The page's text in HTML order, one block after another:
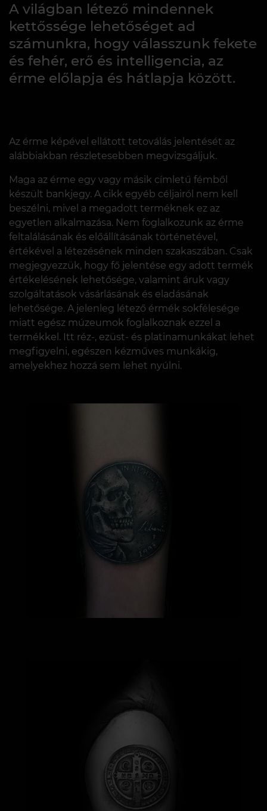
A világban létező mindennek
kettőssége lehetőséget ad
számunkra, hogy válasszunk fekete
és fehér, erő és intelligencia, az
érme előlapja és hátlapja között.
Az érme képével ellátott tetoválás jelentését az
alábbiakban részletesebben megvizsgáljuk.
Maga az érme egy vagy másik címletű fémből
készült bankjegy. A cikk egyéb céljairól nem kell
beszélni, mivel a megadott terméknek ez az
egyetlen alkalmazása. Nem foglalkozunk az érme
feltalálásának és előállításának történetével,
értékével a létezésének minden szakaszában. Csak
megjegyezzük, hogy fő jelentése egy adott termék
értékelésének lehetősége, valamint áruk vagy
szolgáltatások vásárlásának és eladásának
lehetősége. A jelenleg létező érmék sokfélesége
miatt egész múzeumok foglalkoznak ezzel a
termékkel. Itt réz-, ezüst- és platinamunkákat lehet
megfigyelni, egészen kézműves munkákig,
amelyekhez hozzá sem lehet nyúlni.